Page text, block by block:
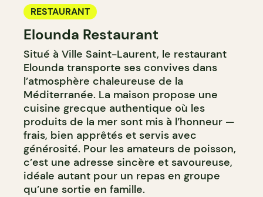
RESTAURANT
Elounda Restaurant
Situé à Ville Saint-Laurent, le restaurant
Elounda transporte ses convives dans
l’atmosphère chaleureuse de la
Méditerranée. La maison propose une
cuisine grecque authentique où les
produits de la mer sont mis à l’honneur —
frais, bien apprêtés et servis avec
générosité. Pour les amateurs de poisson,
c’est une adresse sincère et savoureuse,
idéale autant pour un repas en groupe
qu’une sortie en famille.